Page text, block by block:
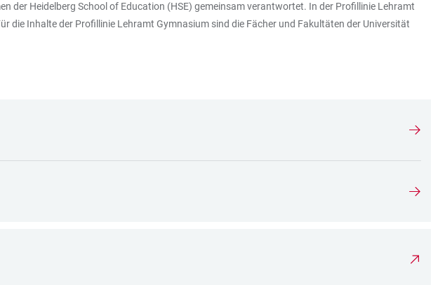
der Heidelberg School of Education (HSE) gemeinsam verantwortet. In der Profillinie Lehramt
die Inhalte der Profillinie Lehramt Gymnasium sind die Fächer und Fakultäten der Universität